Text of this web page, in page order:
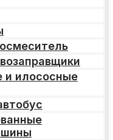
и илососные